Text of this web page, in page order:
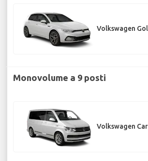
Volkswagen
Monovolume a 9 posti
Volkswagen